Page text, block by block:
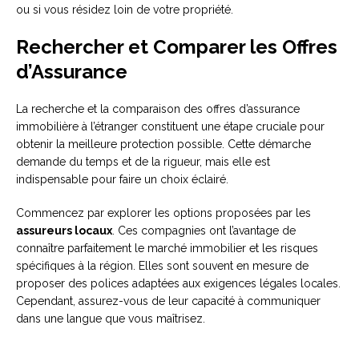
ou si vous résidez loin de votre propriété.
Rechercher et Comparer les Offres
d’Assurance
La recherche et la comparaison des offres d’assurance
immobilière à l’étranger constituent une étape cruciale pour
obtenir la meilleure protection possible. Cette démarche
demande du temps et de la rigueur, mais elle est
indispensable pour faire un choix éclairé.
Commencez par explorer les options proposées par les
assureurs locaux. Ces compagnies ont l’avantage de
connaître parfaitement le marché immobilier et les risques
spécifiques à la région. Elles sont souvent en mesure de
proposer des polices adaptées aux exigences légales locales.
Cependant, assurez-vous de leur capacité à communiquer
dans une langue que vous maîtrisez.